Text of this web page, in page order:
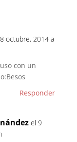
octubre, 2014 a
con un
Responder
el 9